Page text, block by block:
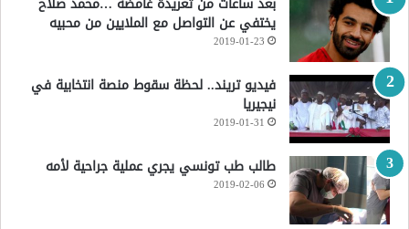
يختفي عن التواصل مع الملايين من محبيه
2019-01-23
فيديو تريند.. لحظة سقوط منصة انتخابية في
نيجيريا
2019-01-31
طالب طب تونسي يجري عملية جراحية لأمه
2019-02-06